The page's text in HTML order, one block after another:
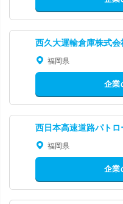
西久大運輸倉庫株式会
福岡県
企業
西日本高速道路パト
福岡県
企業